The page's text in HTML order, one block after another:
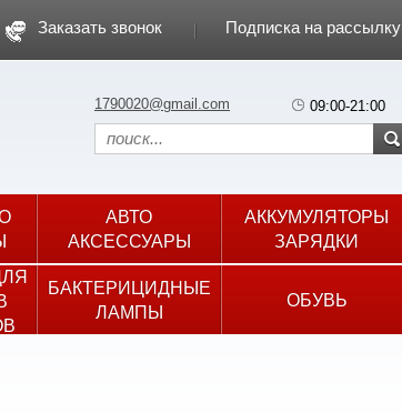
Заказать звонок Подписка на рассылку
1790020@gmail.com 09:00-21:00
АВТО
АКСЕССУАРЫ
АККУМУЛЯТОРЫ
ЗАРЯДКИ
БАКТЕРИЦИДНЫЕ
ЛАМПЫ
ОБУВЬ